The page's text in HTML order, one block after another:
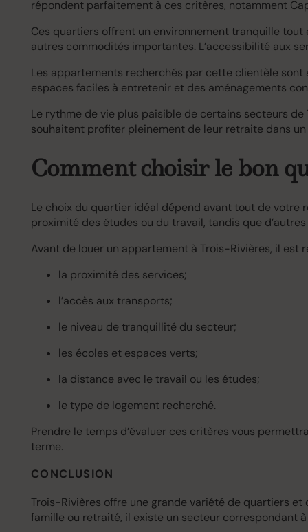
répondent parfaitement à ces critères, notamment
Ces quartiers offrent un environnement tranquille
autres commodités importantes. L’accessibilité aux
Les appartements recherchés par cette clientèle
espaces faciles à entretenir et des aménagements
Le rythme de vie plus paisible de certains secteurs
souhaitent profiter pleinement de leur retraite dans
Comment choisir le bon
Le choix du quartier idéal dépend avant tout de votre
proximité des études ou du travail, tandis que
Avant de louer un appartement à Trois-Rivières, il
la proximité des services;
l’accès aux transports;
le niveau de tranquillité du secteur;
les écoles et espaces verts;
la distance avec le travail ou les études;
le type de logement recherché.
Prendre le temps d’évaluer ces critères vous
terme.
CONCLUSION
Trois-Rivières offre une grande variété de quartiers
famille ou retraité, il existe un secteur correspondant